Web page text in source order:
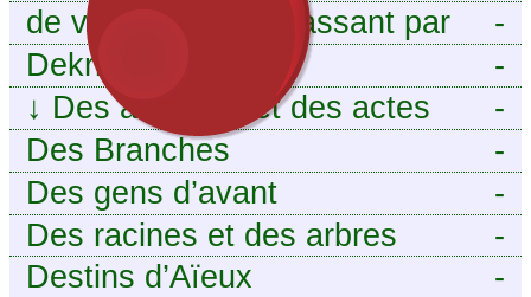
-
de vous aieux en passant par
moi
-
Dekri
-
↓ Des ancêtres et des actes
-
Des Branches
-
Des gens d’avant
-
Des racines et des arbres
-
Destins d’Aïeux